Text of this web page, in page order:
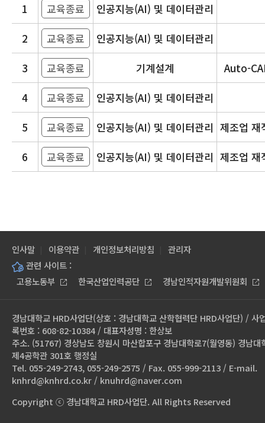
1 교육종료
인공지능(AI) 및 데이터관리
2
교육종료
인공지능(AI) 및 데이터관리
3
교육종료 기계설계
Auto-
4
교육종료
인공지능(AI) 및 데이터관리
5
교육종료 인공지능(AI) 및 데이터관리 제조업
6
교육종료 인공지능(AI) 및 데이터관리 제조업
인사말 이용약관 개인정보처리방침
관리자
관련 사이트 :
고용노동부
한국산업인력공단 경남인적자원개발위원회
경남대학교 HRD사업단(상호 : 경남대학교 산학협력단 HRD사업단) / 사
록번호 : 608-82-10384 / 대표자성명 : 한상보
주소. (51767) 경상남도 창원시 마산합포구 경남대학로7(월영동) 경남대
제4공학관 301호 행정실
Tel. 055-249-2743, 055-249-2575 / Fax. 055-999-2113 / E-mail.
knhrd@knhrd.co.kr / knuhrd@naver.com
Copyright ⓒ 경남대학교 HRD사업단. All Rights Reserved